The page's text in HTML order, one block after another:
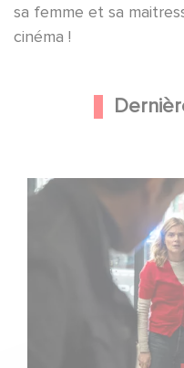
sa femme et sa
cinéma !
Une nouvelle comédie
Garcia en 2027 !